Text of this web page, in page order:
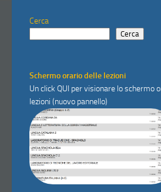
Cerca
Cerca
Schermo orario delle lezioni
Un click QUI per visionare lo schermo
lezioni (nuovo pannello)